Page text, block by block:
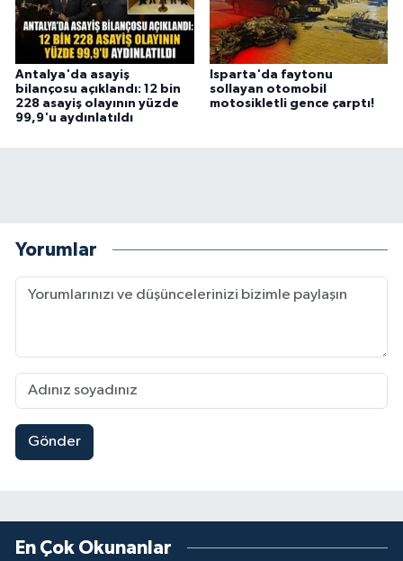
Antalya'da asayiş
bilançosu açıklandı: 12 bin
228 asayiş olayının yüzde
99,9'u aydınlatıldı
Isparta'da faytonu
sollayan otomobil
motosikletli gence çarptı!
Yorumlar
Gönder
En Çok Okunanlar